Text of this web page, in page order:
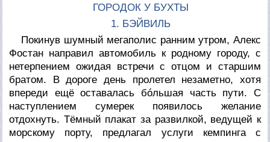
ГОРОДОК У БУХТЫ
1. БЭЙВИЛЬ
Покинув шумный мегаполис ранним утром, Алекс
Фостан направил автомобиль к родному городу, с
нетерпением ожидая встречи с отцом и старшим
братом. В дороге день пролетел незаметно, хотя
впереди ещё оставалась бóльшая часть пути. С
наступлением сумерек появилось желание
отдохнуть. Тёмный плакат за развилкой, ведущей к
морскому порту, предлагал услуги кемпинга с